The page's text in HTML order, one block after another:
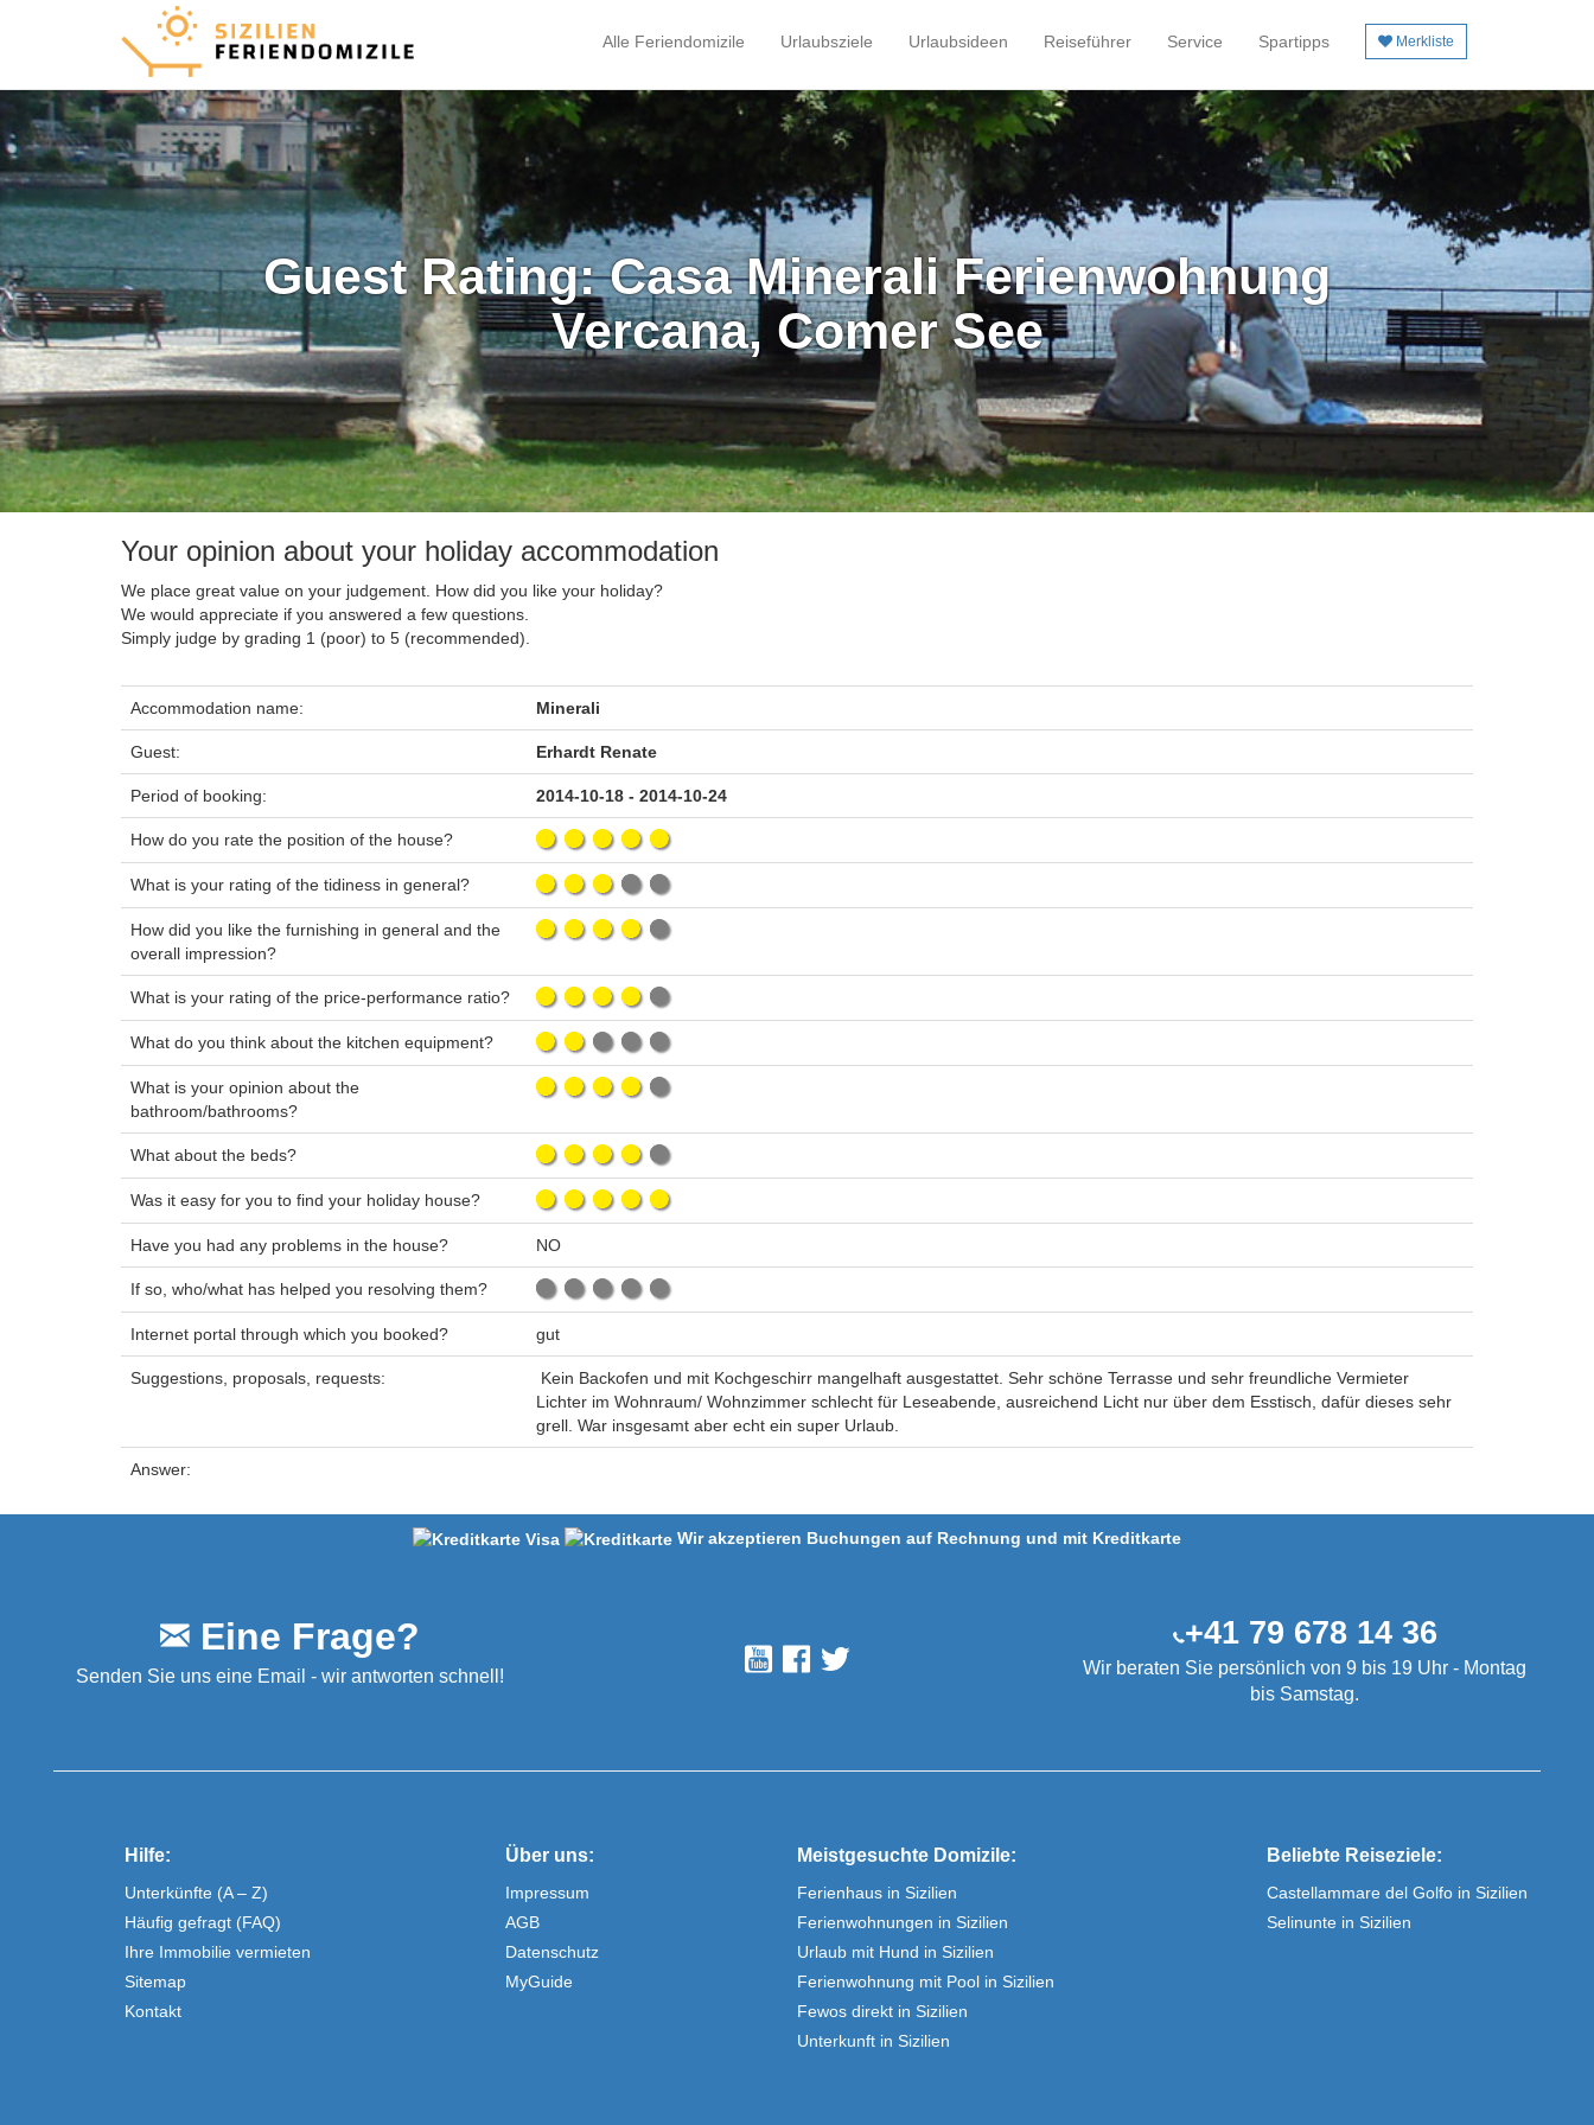
Alle Feriendomizile Urlaubsziele Urlaubsideen Reiseführer Service Spartipps Merkliste
Guest Rating: Casa Minerali Ferienwohnung
Vercana, Comer See
Your opinion about your holiday accommodation
We place great value on your judgement. How did you like your holiday?
We would appreciate if you answered a few questions.
Simply judge by grading 1 (poor) to 5 (recommended).
Accommodation name: Minerali
Guest: Erhardt Renate
Period of booking: 2014-10-18 - 2014-10-24
How do you rate the position of the house?
What is your rating of the tidiness in general?
How did you like the furnishing in general and the
overall impression?
What is your rating of the price-performance ratio?
What do you think about the kitchen equipment?
What is your opinion about the
bathroom/bathrooms?
What about the beds?
Was it easy for you to find your holiday house?
Have you had any problems in the house? NO
If so, who/what has helped you resolving them?
Internet portal through which you booked? gut
Suggestions, proposals, requests:
Kein Backofen und mit Kochgeschirr mangelhaft ausgestattet. Sehr schöne Terrasse und sehr freundliche Vermieter
Lichter im Wohnraum/ Wohnzimmer schlecht für Leseabende, ausreichend Licht nur über dem Esstisch, dafür dieses sehr
grell. War insgesamt aber echt ein super Urlaub.
Answer:
Wir akzeptieren Buchungen auf Rechnung und mit Kreditkarte
Eine Frage?
Senden Sie uns eine Email - wir antworten schnell!
+41 79 678 14 36
Wir beraten Sie persönlich von 9 bis 19 Uhr - Montag
bis Samstag.
Hilfe:
Unterkünfte (A – Z)
Häufig gefragt (FAQ)
Ihre Immobilie vermieten
Sitemap
Kontakt
Über uns:
Impressum
AGB
Datenschutz
MyGuide
Meistgesuchte Domizile:
Ferienhaus in Sizilien
Ferienwohnungen in Sizilien
Urlaub mit Hund in Sizilien
Ferienwohnung mit Pool in Sizilien
Fewos direkt in Sizilien
Unterkunft in Sizilien
Beliebte Reiseziele:
Castellammare del Golfo in Sizilien
Selinunte in Sizilien